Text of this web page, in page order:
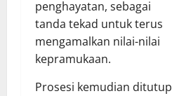
penghayatan, sebagai
tanda tekad untuk terus
mengamalkan nilai-nilai
kepramukaan.
Prosesi kemudian ditutup